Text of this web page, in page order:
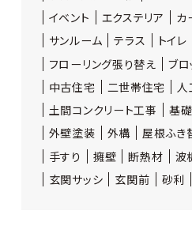
イベント
エクステリア カ
サンルーム
テラス トイレ
フローリング張り替え
ブロ
中古住宅
二世帯住宅
土間コンクリート工事
基
外壁塗装
外構 屋根ふき
手すり
擁壁 断熱材 波
玄関サッシ
玄関前 砂利